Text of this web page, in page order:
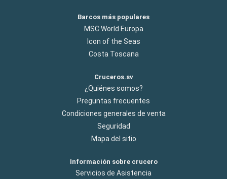
Barcos más populares
MSC World Europa
Icon of the Seas
Costa Toscana
Cruceros.sv
¿Quiénes somos?
Preguntas frecuentes
Condiciones generales de venta
Seguridad
Mapa del sitio
Información sobre crucero
Servicios de Asistencia